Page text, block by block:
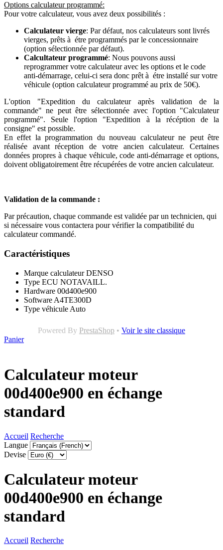
Options calculateur programmé:
Pour votre calculateur, vous avez deux possibilités :
Calculateur vierge: Par défaut, nos calculateurs sont livrés
vierges, prêts à étre programmés par le concessionnaire
(option sélectionnée par défaut).
Calcultateur programmé: Nous pouvons aussi
reprogrammer votre calculateur avec les options et le code
anti-démarrage, celui-ci sera donc prêt à étre installé sur votre
véhicule (option calculateur programmé au prix de 50€).
L'option "Expedition du calculateur après validation de la
commande" ne peut être sélectionnée avec l'option "Calculateur
programmé". Seule l'option "Expedition à la récéption de la
consigne" est possible.
En effet la programmation du nouveau calculateur ne peut être
réalisée avant réception de votre ancien calculateur. Certaines
données propres à chaque véhicule, code anti-démarrage et options,
doivent obligatoirement être récupérées de votre ancien calculateur.
Validation de la commande :
Par précaution, chaque commande est validée par un technicien, qui
si nécessaire vous contactera pour vérifier la compatibilité du
calculateur commandé.
Caractéristiques
Marque calculateur DENSO
Type ECU NOTAVAILL.
Hardware 00d400e900
Software A4TE300D
Type véhicule Auto
Powered By PrestaShop • Voir le site classique
Panier
Calculateur moteur
00d400e900 en échange
standard
Accueil Recherche
Langue
Devise
Calculateur moteur
00d400e900 en échange
standard
Accueil Recherche